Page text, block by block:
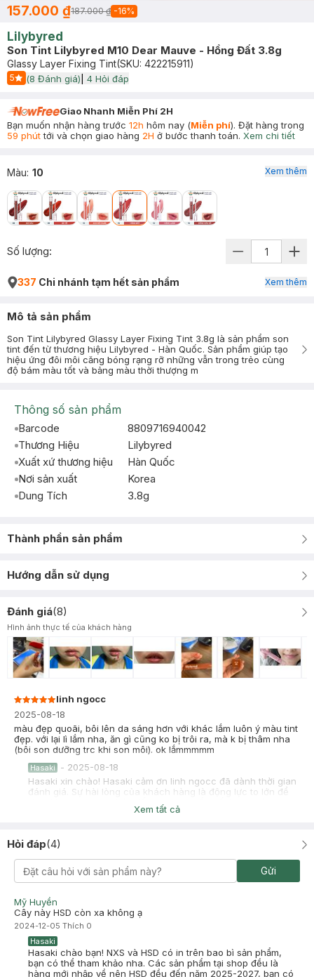
157.000 ₫187.000 ₫ -16%
Lilybyred
Son Tint Lilybyred M10 Dear Mauve - Hồng Đất 3.8g
Glassy Layer Fixing Tint(SKU: 422215911)
5
Start Icon
(8 Đánh giá) 4 Hỏi đáp
Giao Nhanh Miễn Phí 2H
Bạn muốn nhận hàng trước 12h hôm nay (Miễn phí). Đặt hàng trong
59 phúttới và chọn giao hàng 2H ở bước thanh toán. Xem chi tiết
Màu: 10 Xem thêm
Số lượng:
337 Chi nhánh tạm hết sản phẩm Xem thêm
Mô tả sản phẩm
Son Tint Lilybyred Glassy Layer Fixing Tint 3.8g là sản phẩm son
tint đến từ thương hiệu Lilybyred - Hàn Quốc. Sản phẩm giúp tạo
hiệu ứng đôi môi căng bóng rạng rỡ những vẫn trong trẻo cùng
độ bám màu tốt và bảng màu thời thượng m
Thông số sản phẩm
Barcode
8809716940042
Thương Hiệu
Lilybyred
Xuất xứ thương hiệu
Hàn Quốc
Nơi sản xuất
Korea
Dung Tích
3.8g
Thành phần sản phẩm
Hướng dẫn sử dụng
Đánh giá(8)
Hình ảnh thực tế của khách hàng
linh ngocc
2025-08-18
màu đẹp quoãi, bôi lên da sáng hơn với khác lắm luôn ý màu tint
đẹp. với lại lì lắm nha, ăn gì cũng ko bị trôi ra, mà k bị thâm nha
(bôi son dưỡng trc khi son môi). ok lắmmmmm
Hasaki - 2025-08-18
Hasaki xin chào! Hasaki cảm ơn linh ngocc đã dành thời gian
đánh giá. Sự hài lòng của khách hàng là động lực to lớn để
Hasaki ngày càng phát triển hơn nữa về chất lượng dịch vụ.
Cảm ơn bạn đã tin tưởng và mua sắm tại Hasaki!
2024-08-15
Màu 13 nhạt nhoà. Son như ko son
Xem tất cả
Hỏi đáp(4)
Gửi
Mỹ Huyền
Cây này HSD còn xa không ạ
2024-12-05 Thích 0
Hasaki
Hasaki chào bạn! NXS và HSD có in trên bao bì sản phẩm,
bạn có thể tham khảo nha. Các sản phẩm tại shop đều là
hàng mới nhập về nên HSD đều đến năm 2025-2027, bạn có